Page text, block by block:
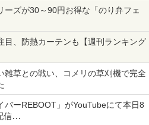
ーズが30～90円お得な「のり弁フェ
目、防熱カーテンも【週刊ランキング
雑草との戦い、コメリの草刈機で完全
バーREBOOT」がYouTubeにて本日8
信